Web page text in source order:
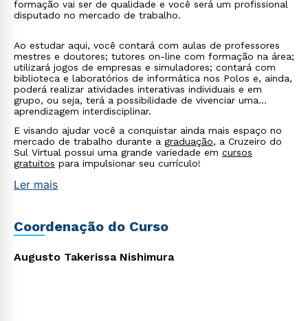
formação vai ser de qualidade e você será um profissional
disputado no mercado de trabalho.
Ao estudar aqui, você contará com aulas de professores
mestres e doutores; tutores on-line com formação na área;
utilizará jogos de empresas e simuladores; contará com
biblioteca e laboratórios de informática nos Polos e, ainda,
poderá realizar atividades interativas individuais e em
grupo, ou seja, terá a possibilidade de vivenciar uma
aprendizagem interdisciplinar.
E visando ajudar você a conquistar ainda mais espaço no
mercado de trabalho durante a graduação, a Cruzeiro do
Sul Virtual possui uma grande variedade em cursos
gratuitos para impulsionar seu currículo!
Ler mais
Coordenação do Curso
Augusto Takerissa Nishimura
ou
Estou de acordo com aPolítica de Privacidade.e
autorizo que meus dados sejam utilizados para o
envio de conteúdos da Cruzeiro do Sul.